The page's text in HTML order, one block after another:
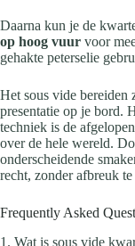
Daarna kun je de
op hoog vuur voor
gehakte peterselie
Het sous vide bereiden
presentatie op je bord.
techniek is de
over de hele wereld.
onderscheidende
recht, zonder afbreuk
Frequently Asked
1. Wat is sous vide